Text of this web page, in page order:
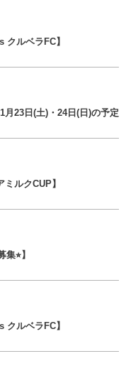
クルベラFC】
月23日(土)・24日(日)の予定
ミルクCUP】
⭐︎】
クルベラFC】